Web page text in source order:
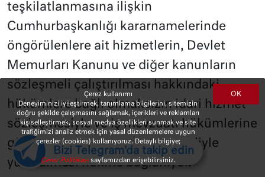
teşkilatlanmasına ilişkin
Cumhurbaşkanlığı kararnamelerinde
öngörülenlere ait hizmetlerin, Devlet
Memurları Kanunu ve diğer kanunların
sözleşmeli çalıştırılması hakkındaki
hükümlere bağlı olmaksızın idari hizmet
sözleşmesiyle ve iş mevzuatı hükümlerine
göre istihdam edilen personel eliyle
yürütülmesi hükme bağlanıyor.
OK
Çerez kullanımı
Deneyiminizi iyileştirmek, tanımlama bilgilerini, sitemizin
doğru şekilde çalışmasını sağlamak, içerikleri ve reklamları
kişiselleştirmek, sosyal medya özellikleri sunmak ve site
trafiğimizi analiz etmek için yasal düzenlemelere uygun
çerezler (cookies) kullanıyoruz. Detaylı bilgiye;
Çerez Politikasısayfamızdan erişebilirsiniz.
Bizi Telegram'da takip edin